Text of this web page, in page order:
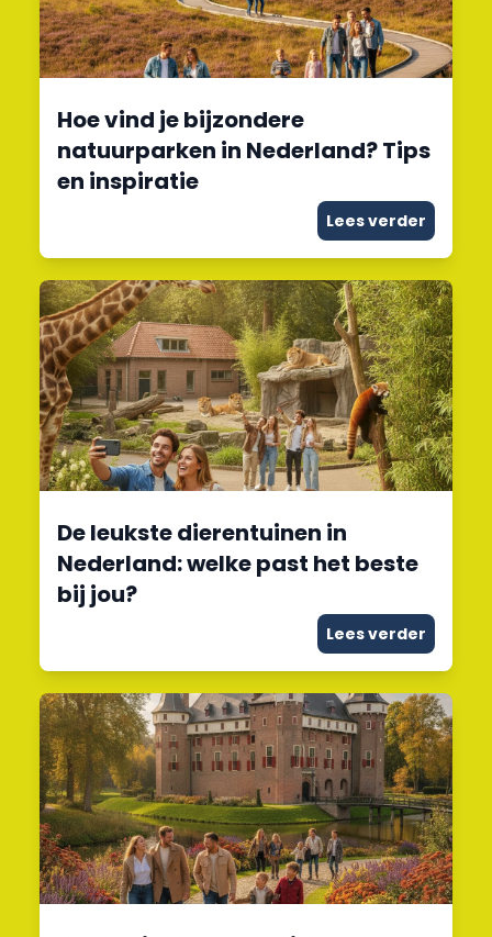
Hoe vind je bijzondere
natuurparken in Nederland? Tips
en inspiratie
Lees verder
De leukste dierentuinen in
Nederland: welke past het beste
bij jou?
Lees verder